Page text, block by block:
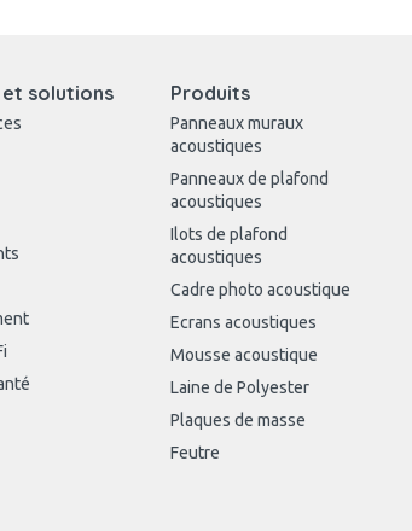
et solutions Produits
Panneaux muraux
acoustiques
Panneaux de plafond
acoustiques
Ilots de plafond
acoustiques
Cadre photo acoustique
Ecrans acoustiques
Mousse acoustique
Laine de Polyester
Plaques de masse
Feutre